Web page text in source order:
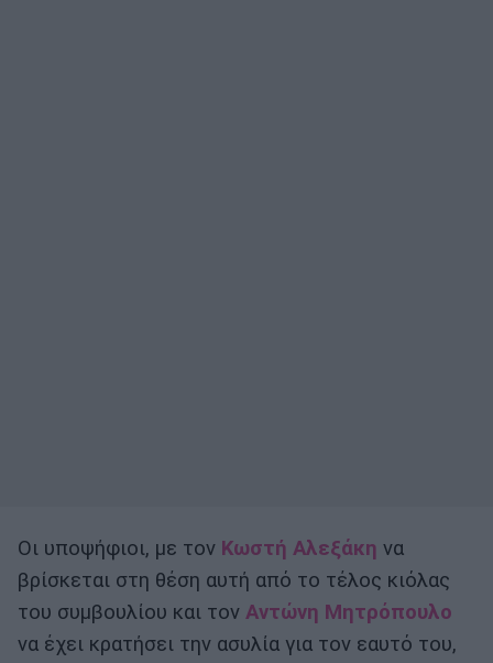
Οι υποψήφιοι, με τον Κωστή Αλεξάκη να
βρίσκεται στη θέση αυτή από το τέλος κιόλας
του συμβουλίου και τον Αντώνη Μητρόπουλο
να έχει κρατήσει την ασυλία για τον εαυτό του,